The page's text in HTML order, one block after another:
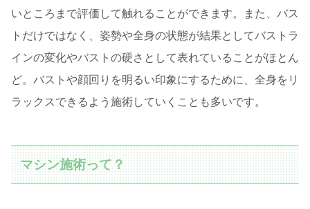
いところまで評価して触れることができます。また、バス
トだけではなく、姿勢や全身の状態が結果としてバストラ
インの変化やバストの硬さとして表れていることがほとん
ど。バストや顔回りを明るい印象にするために、全身をリ
ラックスできるよう施術していくことも多いです。
マシン施術って？